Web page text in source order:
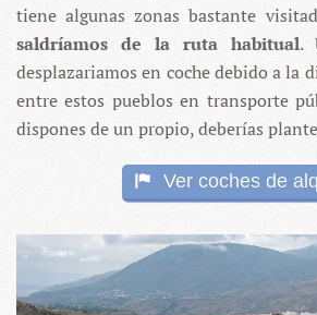
tiene algunas zonas bastante
saldríamos de la ruta habitual.
desplazariamos en coche debido a la
entre estos pueblos en transporte
dispones de un propio, deberías
Ver coches de